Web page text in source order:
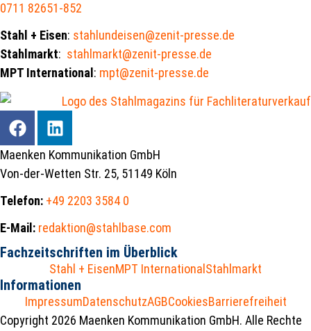
0711 82651-852
Stahl + Eisen: stahlundeisen@zenit-presse.de
Stahlmarkt: stahlmarkt@zenit-presse.de
MPT International : mpt@zenit-presse.de
Maenken Kommunikation GmbH
Von-der-Wetten Str. 25, 51149 Köln
Telefon: +49 2203 3584 0
E-Mail: redaktion@stahlbase.com
Fachzeitschriften im Überblick
Stahl + EisenMPT International Stahlmarkt
Informationen
ImpressumDatenschutzAGBCookiesBarrierefreiheit
Copyright 2026 Maenken Kommunikation GmbH. Alle Rechte